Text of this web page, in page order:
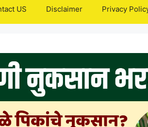
US Disclaimer Privacy